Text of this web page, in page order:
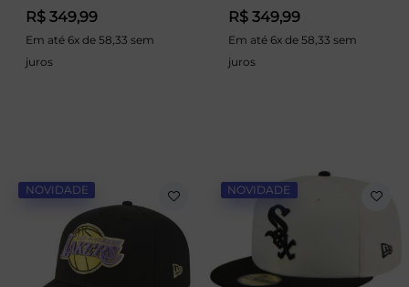
R$ 349,99
Em até 6x de 58,33 sem
juros
R$ 349,99
Em até 6x de 58,33 sem
juros
NOVIDADE NOVIDADE